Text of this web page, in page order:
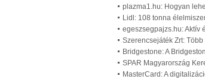
plazma1.hu: Hogyan
Lidl: 108 tonna
egeszsegpajzs.hu: Aktív
Szerencsejáték Zrt:
Bridgestone: A
SPAR Magyarország
MasterCard: A